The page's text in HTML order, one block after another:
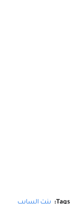
Tags: بنت السايب